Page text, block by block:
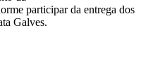
participar da entrega dos
Galves.